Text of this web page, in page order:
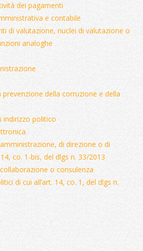
dei pagamenti
e contabile
di valutazione, nuclei di valutazione o
analoghe
della corruzione e della
indirizzo politico
di direzione o di
co. 1-bis, del dlgs n. 33/2013
o consulenza
di cui all’art. 14, co. 1, del dlgs n.